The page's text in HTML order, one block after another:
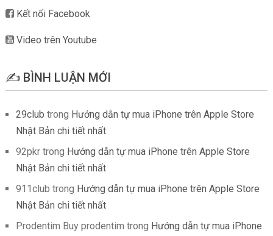
Kết nối Facebook
Video trên Youtube
✍️ BÌNH LUẬN MỚI
29club trong Hướng dẫn tự mua iPhone trên Apple Store
Nhật Bản chi tiết nhất
92pkrtrong Hướng dẫn tự mua iPhone trên Apple Store
Nhật Bản chi tiết nhất
911club trong Hướng dẫn tự mua iPhone trên Apple Store
Nhật Bản chi tiết nhất
Prodentim Buy prodentim trong Hướng dẫn tự mua iPhone